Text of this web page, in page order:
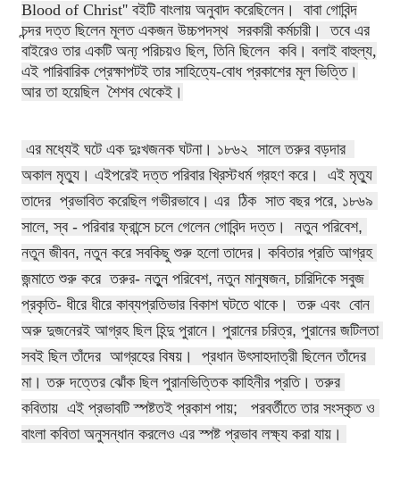
Blood of Christ'' বইটি বাংলায় অনুবাদ করেছিলেন। বাবা গোবিন্দ
চন্দর দত্ত ছিলেন মূলত একজন উচ্চপদস্থ সরকারী কর্মচারী। তবে এর
বাইরেও তার একটি অন্য্ পরিচয়ও ছিল, তিনি ছিলেন কবি। বলাই বাহুল্য,
এই পারিবারিক প্রেক্ষাপটই তার সাহিত্যে-বোধ প্রকাশের মূল ভিত্তি।
আর তা হয়েছিলশৈশব থেকেই।
এর মধ্যেই ঘটে এক দুঃখজনক ঘটনা। ১৮৬২  সালে তরুর বড়দার
অকাল মৃত্যু। এইপরেই দত্ত পরিবার খ্রিস্টধর্ম গ্রহণ করে।  এই মৃত্যু
তাদের প্রভাবিত করেছিল গভীরভাবে। এর  ঠিক  সাত বছর পরে, ১৮৬৯
সালে, স্ব - পরিবার ফ্রান্সে চলে গেলেন গোবিন্দ দত্ত।  নতুন পরিবেশ,
নতুন জীবন, নতুন করে সবকিছু শুরু হলো তাদের। কবিতার প্রতি আগ্রহ
জন্মাতে শুরু করে  তরুর- নতুুন পরিবেশ, নতুন মানুষজন, চারিদিকে সবুজ
প্রকৃতি- ধীরে ধীরে কাব্যপ্রতিভার বিকাশ ঘটতে থাকে।
তরু এবং  বোন
অরু দুজনেরই আগ্রহ ছিল হিন্দু পুরানে। পুরানের চরিত্র, পুরানের জটিলতা
সবই ছিল তাঁদের  আগ্রহের বিষয়।  প্রধান উৎসাহদাত্রী ছিলেন তাঁদের
মা। তরু দত্তের ঝোঁক ছিল পুরানভিত্তিক কাহিনীর প্রতি। তরুর
কবিতায়  এই প্রভাবটি স্পষ্টতই প্রকাশ পায়;   পরবর্তীতে তার সংস্কৃত ও
বাংলা কবিতা অনুসন্ধান করলেও এর স্পষ্ট প্রভাব লক্ষ্য করা যায়।